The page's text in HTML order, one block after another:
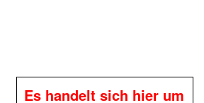
Es handelt sich hier um